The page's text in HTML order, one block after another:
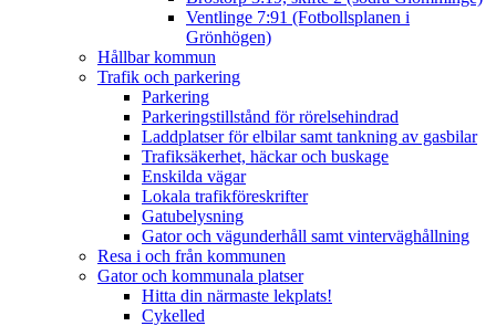
Ventlinge 7:91 (Fotbollsplanen i
Grönhögen)
Hållbar kommun
Trafik och parkering
Parkering
Parkeringstillstånd för rörelsehindrad
Laddplatser för elbilar samt tankning av gasbilar
Trafiksäkerhet, häckar och buskage
Enskilda vägar
Lokala trafikföreskrifter
Gatubelysning
Gator och vägunderhåll samt vinterväghållning
Resa i och från kommunen
Gator och kommunala platser
Hitta din närmaste lekplats!
Cykelled